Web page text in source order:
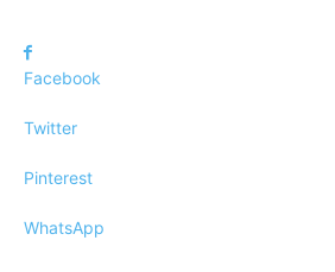
Facebook
Twitter
Pinterest
WhatsApp